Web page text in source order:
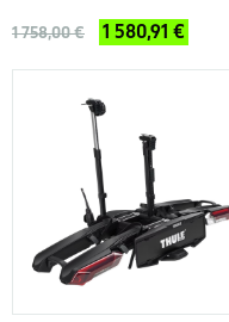
1 758,00 € 1 580,91 €